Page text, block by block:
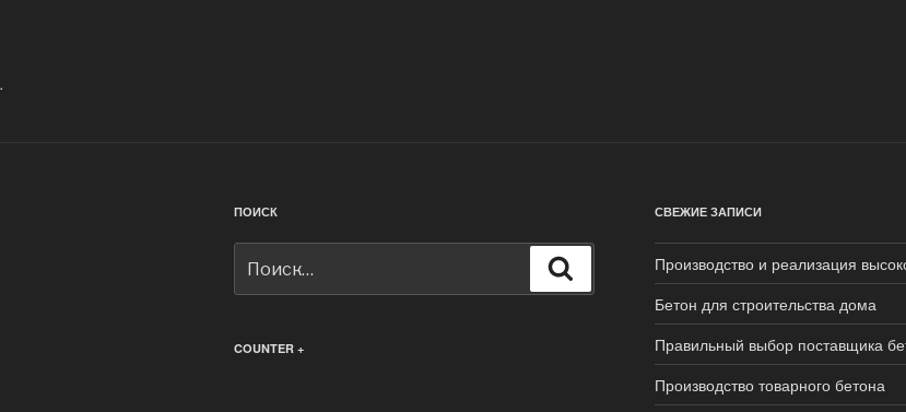
.
ПОИСК
COUNTER +
СВЕЖИЕ ЗАПИСИ
Производство и реализация
Бетон для строительства дома
Правильный выбор поставщика
Производство товарного бетона